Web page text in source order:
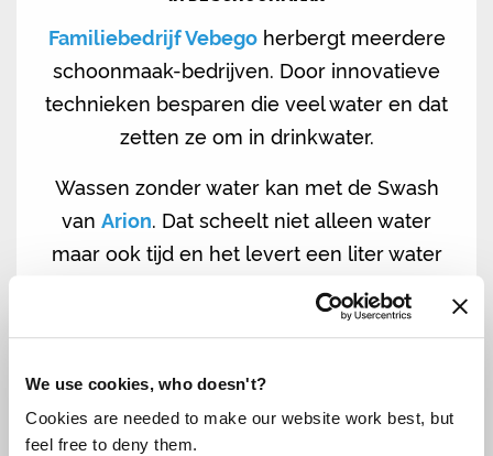
We use cookies, who doesn't?
Cookies are needed to make our website work best, but
feel free to deny them.
Familiebedrijf Vebegoherbergt meerdere
schoonmaak-bedrijven. Door innovatieve
technieken besparen die veel water en dat
zetten ze om in drinkwater.
Wassen zonder water kan met de Swash
van Arion. Dat scheelt niet alleen water
maar ook tijd en het levert een liter water
Bekijk alle ambassadeurs